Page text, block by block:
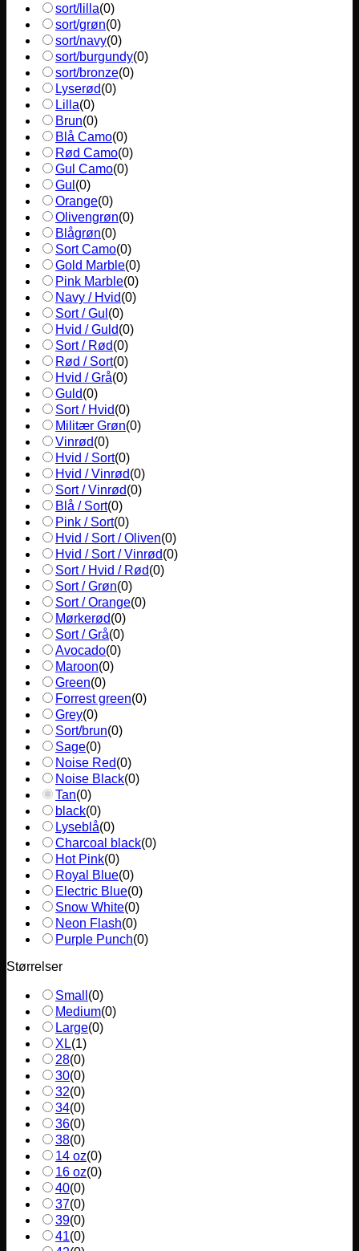
sort/lilla(0)
sort/grøn(0)
sort/navy(0)
sort/burgundy(0)
sort/bronze(0)
Lyserød(0)
Lilla(0)
Brun(0)
Blå Camo(0)
Rød Camo(0)
Gul Camo(0)
Gul (0)
Orange(0)
Olivengrøn(0)
Blågrøn(0)
Sort Camo(0)
Gold Marble(0)
Pink Marble(0)
Navy / Hvid(0)
Sort / Gul (0)
Hvid / Guld(0)
Sort / Rød(0)
Rød / Sort(0)
Hvid / Grå(0)
Guld(0)
Sort / Hvid(0)
Militær Grøn(0)
Vinrød(0)
Hvid / Sort(0)
Hvid / Vinrød(0)
Sort / Vinrød(0)
Blå / Sort(0)
Pink / Sort(0)
Hvid / Sort / Oliven(0)
Hvid / Sort / Vinrød(0)
Sort / Hvid / Rød(0)
Sort / Grøn(0)
Sort / Orange(0)
Mørkerød(0)
Sort / Grå(0)
Avocado(0)
Maroon(0)
Green(0)
Forrest green(0)
Grey(0)
Sort/brun(0)
Sage(0)
Noise Red(0)
Noise Black(0)
Tan(0)
black(0)
Lyseblå(0)
Charcoal black(0)
Hot Pink(0)
Royal Blue(0)
Electric Blue(0)
Snow White(0)
Neon Flash(0)
Purple Punch(0)
Størrelser
Small (0)
Medium(0)
Large(0)
XL(1)
28(0)
30(0)
32(0)
34(0)
36(0)
38(0)
14 oz(0)
16 oz(0)
40(0)
37(0)
39(0)
41(0)